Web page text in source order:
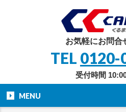
お気軽にお問合
TEL 0120-
受付時間
MENU